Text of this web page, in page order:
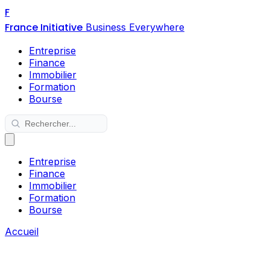
F
France Initiative Business Everywhere
Entreprise
Finance
Immobilier
Formation
Bourse
Entreprise
Finance
Immobilier
Formation
Bourse
Accueil